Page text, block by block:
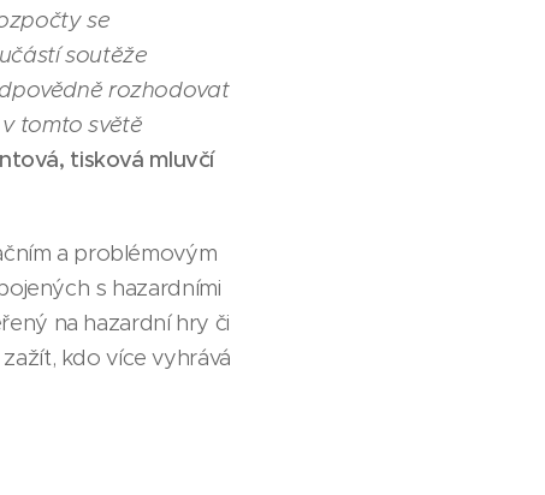
se
soutěže
rozhodovat
tomto světě
tisková mluvčí
a problémovým
s hazardními
na hazardní hry či
kdo více vyhrává